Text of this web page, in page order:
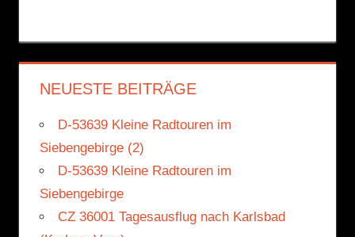
NEUESTE BEITRÄGE
D-53639 Kleine Radtouren im
Siebengebirge (2)
D-53639 Kleine Radtouren im
Siebengebirge
CZ 36001 Tagesausflug nach Karlsbad